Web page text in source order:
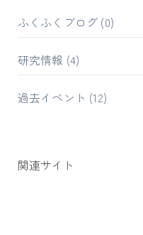
ふくふくブログ (0)
研究情報 (4)
過去イベント (12)
関連サイト